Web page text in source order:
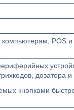
POS и
дозатора и
кнопками